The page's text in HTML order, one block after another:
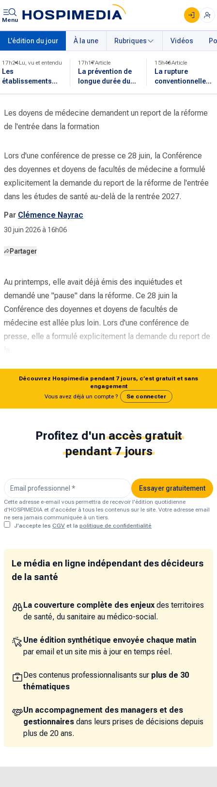
Menu
L'édition du jour À la une Rubriques Vidéos
17h24Lu, vu et entendu
Les
établissements
l'incendie en
17h17Article
La prévention de
longue durée du
financier de 2025
15h46Article
La rupture
conventionnelle
désormais
Les doyens de médecine demandent un report de la réforme
de l'entrée dans la formation
Lors d'une conférence de presse ce 28 juin, la Conférence
des doyennes et doyens de facultés de médecine a formulé
explicitement la demande du report de la réforme de l'entrée
dans les études de santé au-delà de la rentrée 2027.
Par Clémence Nayrac
30 juin 2026 à 16h06
Partager
Au printemps, elle avait déjà émis des inquiétudes et
demandé une "pause" dans la réforme. Ce 28 juin la
Conférence des doyennes et doyens de facultés de
médecine est allée plus loin. Lors d'une conférence de
presse, elle a formulé explicitement la demande du report de
Découvrez Hospimedia pendant 7 jours, c’est gratuit et sans
engagement
Vous avez déjà un compte ?
Se connecter
Profitez d'un accès gratuit
pendant 7 jours
Essayer gratuitement
Cette adresse e-email vous permettra de recevoir l'édition quotidienne
d'HOSPIMEDIA et d'accéder à tous les contenus sur le site. Votre adresse email
ne sera jamais communiquée à un tiers.
J'accepte les CGV et la politique de confidentialité
Le média en ligne indépendant des décideurs
de la santé
La couverture complète des enjeuxdes territoires
de santé, du sanitaire au médico-social.
Une édition synthétique envoyée chaque matin
par email et un site mis à jour en temps réel.
Des contenus professionnalisants sur plus de 30
thématiques
Un accompagnement des managers et des
gestionnaires dans leurs prises de décisions depuis
plus de 20 ans.